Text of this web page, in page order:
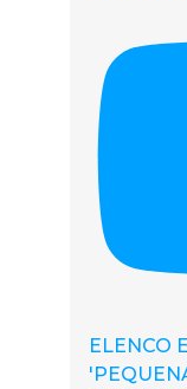
ELENCO